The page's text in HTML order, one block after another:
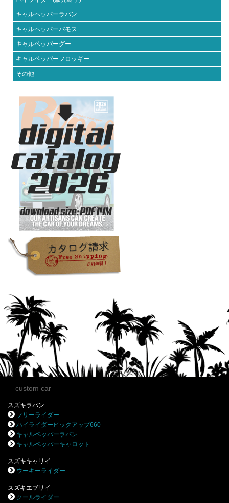
キャルペッパーラパン
キャルペッパーバモス
キャルペッパーグー
キャルペッパーフロッギー
その他
custom car
スズキラパン
フリーライダー
ハイライダーピックアップ660
キャルペッパーラパン
キャルペッパーキャロット
スズキキャリイ
ウーキーライダー
スズキエブリイ
クールライダー